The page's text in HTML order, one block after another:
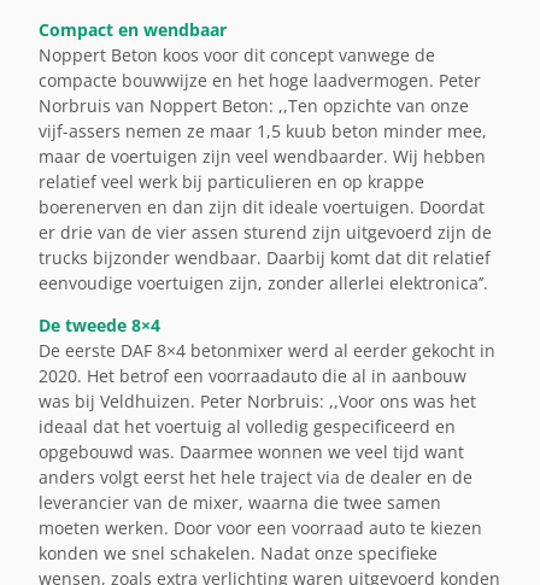
Compact en wendbaar
Noppert Beton koos voor dit concept vanwege de
compacte bouwwijze en het hoge laadvermogen. Peter
Norbruis van Noppert Beton: ,,Ten opzichte van onze
vijf-assers nemen ze maar 1,5 kuub beton minder mee,
maar de voertuigen zijn veel wendbaarder. Wij hebben
relatief veel werk bij particulieren en op krappe
boerenerven en dan zijn dit ideale voertuigen. Doordat
er drie van de vier assen sturend zijn uitgevoerd zijn de
trucks bijzonder wendbaar. Daarbij komt dat dit relatief
eenvoudige voertuigen zijn, zonder allerlei elektronica’’.
De tweede 8×4
De eerste DAF 8×4 betonmixer werd al eerder gekocht in
2020. Het betrof een voorraadauto die al in aanbouw
was bij Veldhuizen. Peter Norbruis: ,,Voor ons was het
ideaal dat het voertuig al volledig gespecificeerd en
opgebouwd was. Daarmee wonnen we veel tijd want
anders volgt eerst het hele traject via de dealer en de
leverancier van de mixer, waarna die twee samen
moeten werken. Door voor een voorraad auto te kiezen
konden we snel schakelen. Nadat onze specifieke
wensen, zoals extra verlichting waren uitgevoerd konden